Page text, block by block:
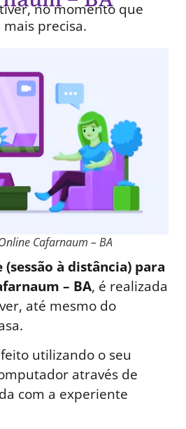
no momento que
mais precisa.
Cafarnaum – BA
à distância) para
– BA, é realizada
até mesmo do
utilizando o seu
através de
com a experiente